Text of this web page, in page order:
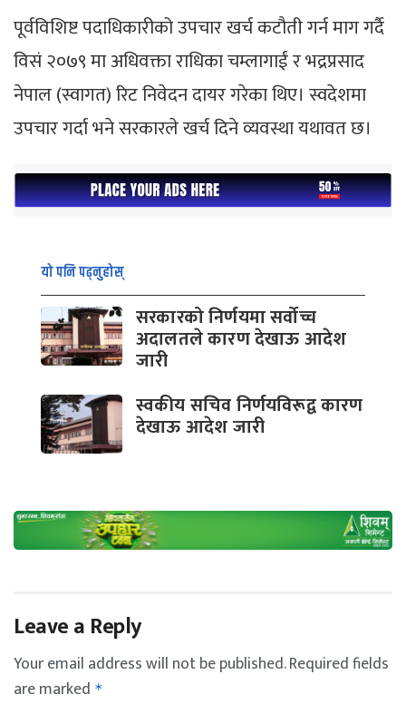
पूर्वविशिष्ट पदाधिकारीको उपचार खर्च कटौती गर्न माग गर्दै
विसं २०७९ मा अधिवक्ता राधिका चम्लागाईं र भद्रप्रसाद
नेपाल (स्वागत) रिट निवेदन दायर गरेका थिए। स्वदेशमा
उपचार गर्दा भने सरकारले खर्च दिने व्यवस्था यथावत छ।
यो पनि पढ्नुहोस्
सरकारको निर्णयमा सर्वोच्च
अदालतले कारण देखाऊ आदेश
जारी
स्वकीय सचिव निर्णयविरूद्व कारण
देखाऊ आदेश जारी
Leave a Reply
Your email address will not be published.Required fields
are marked *